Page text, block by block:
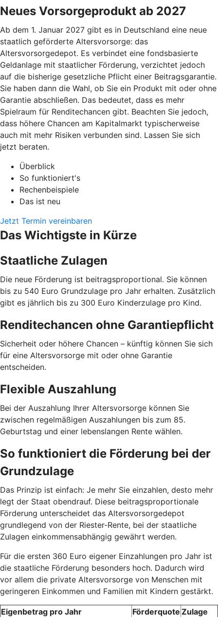
Neues Vorsorgeprodukt ab 2027
Ab dem 1. Januar 2027 gibt es in Deutschland eine neue
staatlich geförderte Altersvorsorge: das
Altersvorsorgedepot. Es verbindet eine fondsbasierte
Geldanlage mit staatlicher Förderung, verzichtet jedoch
auf die bisherige gesetzliche Pflicht einer Beitragsgarantie.
Sie haben dann die Wahl, ob Sie ein Produkt mit oder ohne
Garantie abschließen. Das bedeutet, dass es mehr
Spielraum für Renditechancen gibt. Beachten Sie jedoch,
dass höhere Chancen am Kapitalmarkt typischerweise
auch mit mehr Risiken verbunden sind. Lassen Sie sich
jetzt beraten.
Überblick
So funktioniert's
Rechenbeispiele
Das ist neu
Jetzt Termin vereinbaren
Das Wichtigste in Kürze
Staatliche Zulagen
Die neue Förderung ist beitragsproportional. Sie können
bis zu 540 Euro Grundzulage pro Jahr erhalten. Zusätzlich
gibt es jährlich bis zu 300 Euro Kinderzulage pro Kind.
Renditechancen ohne Garantiepflicht
Sicherheit oder höhere Chancen – künftig können Sie sich
für eine Altersvorsorge mit oder ohne Garantie
entscheiden.
Flexible Auszahlung
Bei der Auszahlung Ihrer Altersvorsorge können Sie
zwischen regelmäßigen Auszahlungen bis zum 85.
Geburtstag und einer lebenslangen Rente wählen.
So funktioniert die Förderung bei der
Grundzulage
Das Prinzip ist einfach: Je mehr Sie einzahlen, desto mehr
legt der Staat obendrauf. Diese beitragsproportionale
Förderung unterscheidet das Altersvorsorgedepot
grundlegend von der Riester-Rente, bei der staatliche
Zulagen einkommensabhängig gewährt werden.
Für die ersten 360 Euro eigener Einzahlungen pro Jahr ist
die staatliche Förderung besonders hoch. Dadurch wird
vor allem die private Altersvorsorge von Menschen mit
geringeren Einkommen und Familien mit Kindern gestärkt.
Eigenbetrag pro Jahr Förderquote Zulage